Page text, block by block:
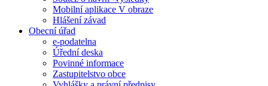
Mobilní aplikace V obraze
Hlášení závad
Obecní úřad
e-podatelna
Úřední deska
Povinné informace
Zastupitelstvo obce